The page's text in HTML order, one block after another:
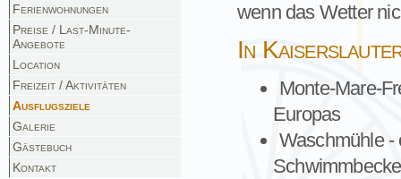
Ferienwohnungen
Preise / Last-Minute-
Angebote
Location
Freizeit / Aktivitäten
Ausflugsziele
Galerie
Gästebuch
Kontakt
wenn das Wetter
In
Monte-Mare-
Europas
Waschmühle -